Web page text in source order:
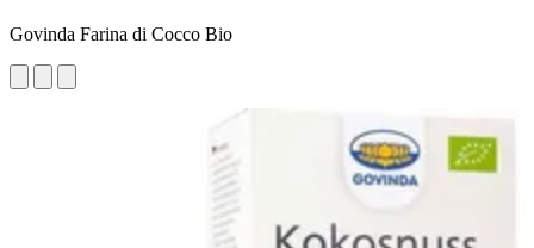
Govinda Farina di Cocco Bio